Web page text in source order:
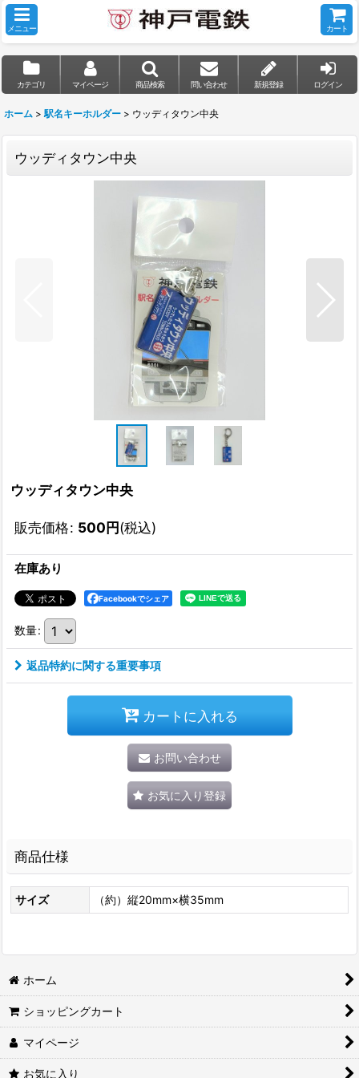
メニュー カート
カテゴリ マイページ 商品検索 問い合わせ 新規登録 ログイン
ホーム > 駅名キーホルダー > ウッディタウン中央
ウッディタウン中央
ウッディタウン中央
販売価格: 500円(税込)
在庫あり
Facebookでシェア
数量:
返品特約に関する重要事項
カートに入れる
お問い合わせ
お気に入り登録
商品仕様
サイズ （約）縦20mm×横35mm
ホーム
ショッピングカート
マイページ
お気に入り